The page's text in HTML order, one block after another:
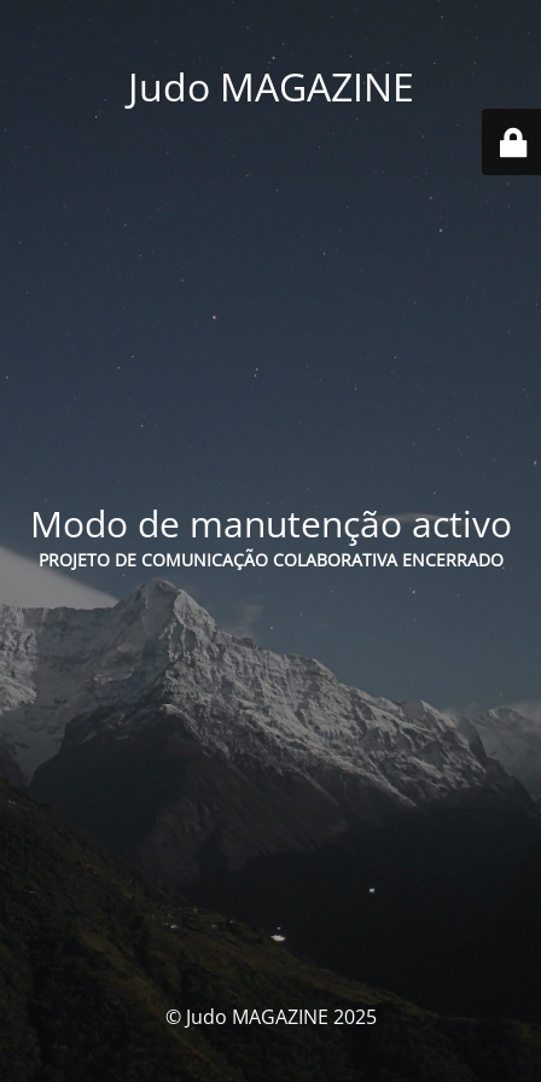
Judo MAGAZINE
Modo de manutenção activo
PROJETO DE COMUNICAÇÃO COLABORATIVA ENCERRADO
© Judo MAGAZINE 2025